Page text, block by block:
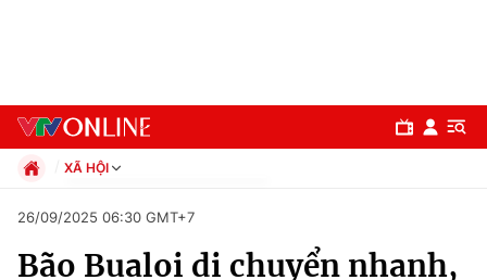
XÃ HỘI
Xã hội
Pháp luật
26/09/2025 06:30 GMT+7
Bão Bualoi di chuyển nhanh,